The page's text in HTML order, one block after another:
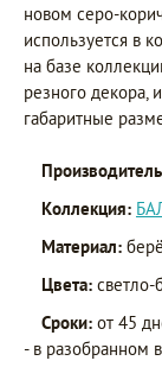
новом серо-
используется в
на базе
резного декора,
габаритные
Коллекция:
Материал:
Цвета:
Сроки: от 45
- в разобранном